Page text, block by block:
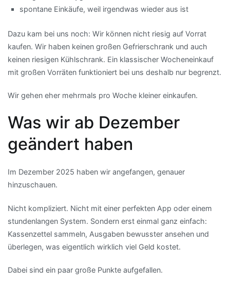
spontane Einkäufe, weil irgendwas wieder aus ist
Dazu kam bei uns noch: Wir können nicht riesig auf Vorrat
kaufen. Wir haben keinen großen Gefrierschrank und auch
keinen riesigen Kühlschrank. Ein klassischer Wocheneinkauf
mit großen Vorräten funktioniert bei uns deshalb nur begrenzt.
Wir gehen eher mehrmals pro Woche kleiner einkaufen.
Was wir ab Dezember
geändert haben
Im Dezember 2025 haben wir angefangen, genauer
hinzuschauen.
Nicht kompliziert. Nicht mit einer perfekten App oder einem
stundenlangen System. Sondern erst einmal ganz einfach:
Kassenzettel sammeln, Ausgaben bewusster ansehen und
überlegen, was eigentlich wirklich viel Geld kostet.
Dabei sind ein paar große Punkte aufgefallen.